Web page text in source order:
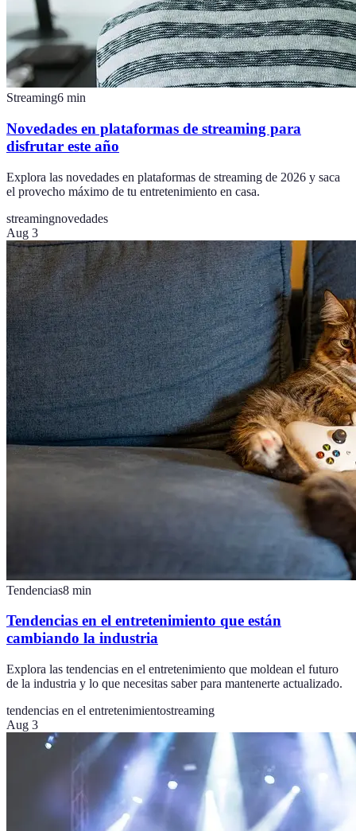
Streaming6 min
Novedades en plataformas de streaming para
disfrutar este año
Explora las novedades en plataformas de streaming de 2026 y saca
el provecho máximo de tu entretenimiento en casa.
streamingnovedades
Aug 3
Tendencias8 min
Tendencias en el entretenimiento que están
cambiando la industria
Explora las tendencias en el entretenimiento que moldean el futuro
de la industria y lo que necesitas saber para mantenerte actualizado.
tendencias en el entretenimientostreaming
Aug 3